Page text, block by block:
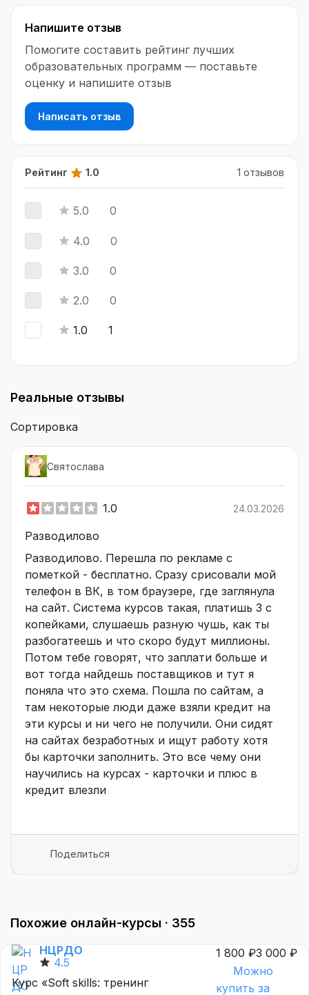
листов.
Напишите отзыв
Помогите составить рейтинг лучших
образовательных программ — поставьте
оценку и напишите отзыв
Написать отзыв
Рейтинг 1.0 1 отзывов
5.0 0
4.0 0
3.0 0
2.0 0
1.0 1
Реальные отзывы
Сортировка
Святослава
1.0 24.03.2026
Разводилово
Разводилово. Перешла по рекламе с
пометкой - бесплатно. Сразу срисовали мой
телефон в ВК, в том браузере, где заглянула
на сайт. Система курсов такая, платишь 3 с
копейками, слушаешь разную чушь, как ты
разбогатеешь и что скоро будут миллионы.
Потом тебе говорят, что заплати больше и
вот тогда найдешь поставщиков и тут я
поняла что это схема. Пошла по сайтам, а
там некоторые люди даже взяли кредит на
эти курсы и ни чего не получили. Они сидят
на сайтах безработных и ищут работу хотя
бы карточки заполнить. Это все чему они
научились на курсах - карточки и плюс в
кредит влезли
Поделиться
Похожие онлайн-курсы · 355
НЦРДО
4.5
Курс «Soft skills: тренинг
1 800 ₽3 000 ₽
Можно
купить за